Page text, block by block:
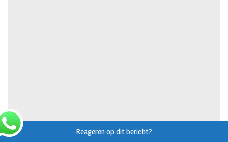
Reageren op dit bericht?